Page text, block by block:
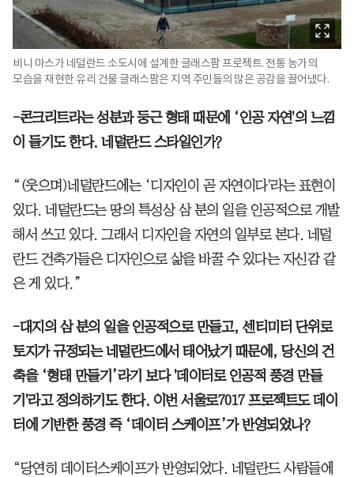
비니 마스가 네덜란드 소도시에 설계한 글래스팜 프로젝트. 전통 농가의
모습을 재현한 유리 건물 글래스팜은 지역 주민들의 많은 공감을 끌어냈다.
-콘크리트라는 성분과 둥근 형태 때문에 ‘인공 자연'의 느낌
이 들기도 한다. 네덜란드 스타일인가?
“(웃으며)네덜란드에는 ‘디자인이 곧 자연이다'라는 표현이
있다. 네덜란드는 땅의 특성상 삼 분의 일을 인공적으로 개발
해서 쓰고 있다. 그래서 디자인을 자연의 일부로 본다. 네덜
란드 건축가들은 디자인으로 삶을 바꿀 수 있다는 자신감 같
은 게 있다.”
-대지의 삼 분의 일을 인공적으로 만들고, 센티미터 단위로
토지가 규정되는 네덜란드에서 태어났기 때문에, 당신의 건
축을 ‘형태 만들기’라기 보다 '데이터로 인공적 풍경 만들
기'라고 정의하기도 한다. 이번 서울로7017 프로젝트도 데이
터에 기반한 풍경 즉 ‘데이터 스케이프’가 반영되었나?
“당연히 데이터스케이프가 반영되었다. 네덜란드 사람들에